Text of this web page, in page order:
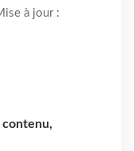
à jour :
contenu,